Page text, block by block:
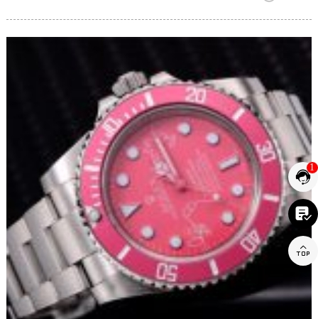

1

